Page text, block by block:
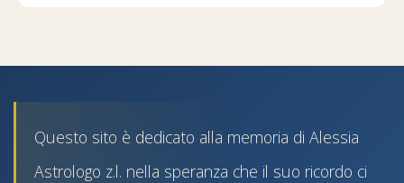
Questo sito è dedicato alla memoria di Alessia
Astrologo z.l. nella speranza che il suo ricordo ci